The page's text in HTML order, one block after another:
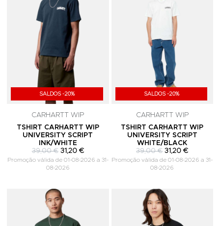
SALDOS -20%
CARHARTT WIP
TSHIRT CARHARTT WIP
UNIVERSITY SCRIPT
INK/WHITE
39,00 € 31,20 €
Promoção válida de 01-08-2026 a 31-
08-2026
SALDOS -20%
CARHARTT WIP
TSHIRT CARHARTT WIP
UNIVERSITY SCRIPT
WHITE/BLACK
39,00 € 31,20 €
Promoção válida de 01-08-2026 a 31-
08-2026
Adicionar aos Favoritos